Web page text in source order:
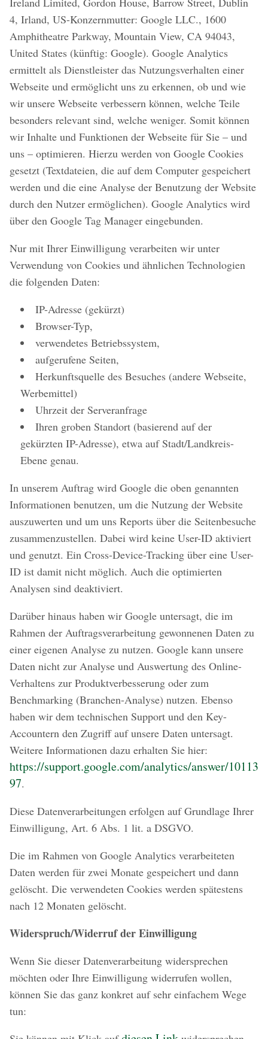
4, Irland, US-Konzernmutter: Google LLC., 1600
Amphitheatre Parkway, Mountain View, CA 94043,
United States (künftig: Google). Google Analytics
ermittelt als Dienstleister das Nutzungsverhalten einer
Webseite und ermöglicht uns zu erkennen, ob und wie
wir unsere Webseite verbessern können, welche Teile
besonders relevant sind, welche weniger. Somit können
wir Inhalte und Funktionen der Webseite für Sie – und
uns – optimieren. Hierzu werden von Google Cookies
gesetzt (Textdateien, die auf dem Computer gespeichert
werden und die eine Analyse der Benutzung der Website
durch den Nutzer ermöglichen). Google Analytics wird
über den Google Tag Manager eingebunden.
Nur mit Ihrer Einwilligung verarbeiten wir unter
Verwendung von Cookies und ähnlichen Technologien
die folgenden Daten:
IP-Adresse (gekürzt)
Browser-Typ,
verwendetes Betriebssystem,
aufgerufene Seiten,
Herkunftsquelle des Besuches (andere Webseite,
Werbemittel)
Uhrzeit der Serveranfrage
Ihren groben Standort (basierend auf der
gekürzten IP-Adresse), etwa auf Stadt/Landkreis-
Ebene genau.
In unserem Auftrag wird Google die oben genannten
Informationen benutzen, um die Nutzung der Website
auszuwerten und um uns Reports über die Seitenbesuche
zusammenzustellen. Dabei wird keine User-ID aktiviert
und genutzt. Ein Cross-Device-Tracking über eine User-
ID ist damit nicht möglich. Auch die optimierten
Analysen sind deaktiviert.
Darüber hinaus haben wir Google untersagt, die im
Rahmen der Auftragsverarbeitung gewonnenen Daten zu
einer eigenen Analyse zu nutzen. Google kann unsere
Daten nicht zur Analyse und Auswertung des Online-
Verhaltens zur Produktverbesserung oder zum
Benchmarking (Branchen-Analyse) nutzen. Ebenso
haben wir dem technischen Support und den Key-
Accountern den Zugriff auf unsere Daten untersagt.
Weitere Informationen dazu erhalten Sie hier:
https://support.google.com/analytics/answer/10113
97.
Diese Datenverarbeitungen erfolgen auf Grundlage Ihrer
Einwilligung, Art. 6 Abs. 1 lit. a DSGVO.
Die im Rahmen von Google Analytics verarbeiteten
Daten werden für zwei Monate gespeichert und dann
gelöscht. Die verwendeten Cookies werden spätestens
nach 12 Monaten gelöscht.
Widerspruch/Widerruf der Einwilligung
Wenn Sie dieser Datenverarbeitung widersprechen
möchten oder Ihre Einwilligung widerrufen wollen,
können Sie das ganz konkret auf sehr einfachem Wege
tun: